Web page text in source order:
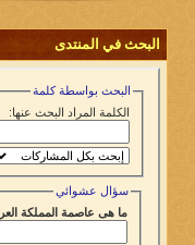
البحث في المنتدى
البحث بواسطة كلمة
الكلمة المراد البحث عنها:
سؤال عشوائي
ما هى عاصمة المملكة